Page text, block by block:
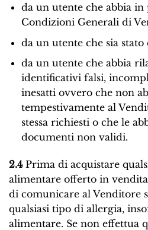
da un utente che abbia
Condizioni Generali di
da un utente che sia
da un utente che abbia
identificativi falsi,
inesatti ovvero che non
tempestivamente al
stessa richiesti o che le
documenti non validi.
2.4 Prima di acquistare
alimentare offerto in
di comunicare al Venditore
qualsiasi tipo di allergia,
alimentare. Se non effettua